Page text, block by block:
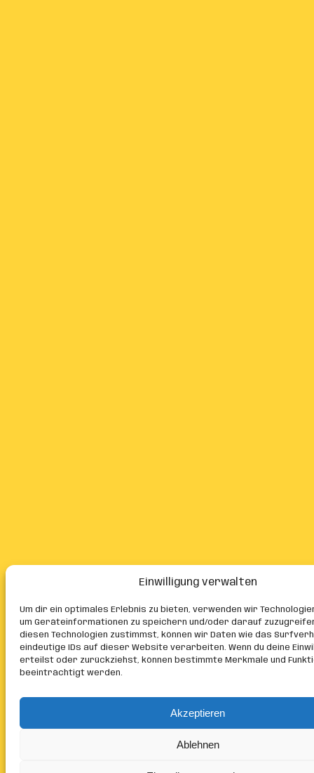
Einwilligung verwalten
Um dir ein optimales Erlebnis zu bieten, verwenden wir
um Geräteinformationen zu speichern und/oder darauf
diesen Technologien zustimmst, können wir Daten wie das
eindeutige IDs auf dieser Website verarbeiten. Wenn du deine
erteilst oder zurückziehst, können bestimmte Merkmale und
beeinträchtigt werden.
Akzeptieren
Ablehnen